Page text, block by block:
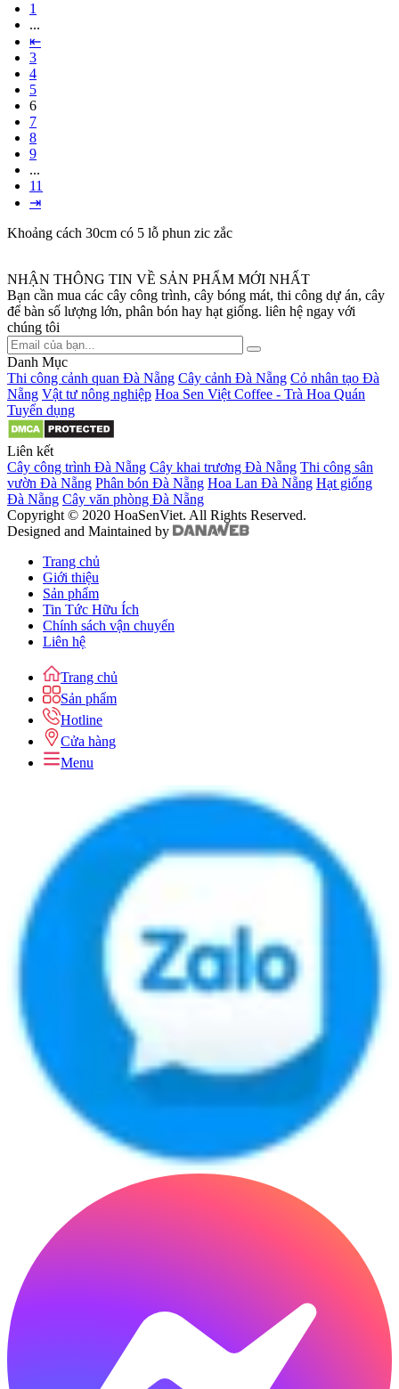
1
...
⇤
3
4
5
6
7
8
9
...
11
⇥
Khoảng cách 30cm có 5 lỗ phun zic zắc
NHẬN THÔNG TIN VỀ SẢN PHẨM MỚI NHẤT
Bạn cần mua các cây công trình, cây bóng mát, thi công dự án, cây
để bàn số lượng lớn, phân bón hay hạt giống. liên hệ ngay với
chúng tôi
Danh Mục
Thi công cảnh quan Đà Nẵng Cây cảnh Đà Nẵng Cỏ nhân tạo Đà
Nẵng Vật tư nông nghiệp Hoa Sen Việt Coffee - Trà Hoa Quán
Tuyển dụng
Liên kết
Cây công trình Đà Nẵng Cây khai trương Đà Nẵng Thi công sân
vườn Đà Nẵng Phân bón Đà Nẵng Hoa Lan Đà Nẵng Hạt giống
Đà Nẵng Cây văn phòng Đà Nẵng
Copyright © 2020 HoaSenViet. All Rights Reserved.
Designed and Maintained by
Trang chủ
Giới thiệu
Sản phẩm
Tin Tức Hữu Ích
Chính sách vận chuyển
Liên hệ
Trang chủ
Sản phẩm
Hotline
Cửa hàng
Menu